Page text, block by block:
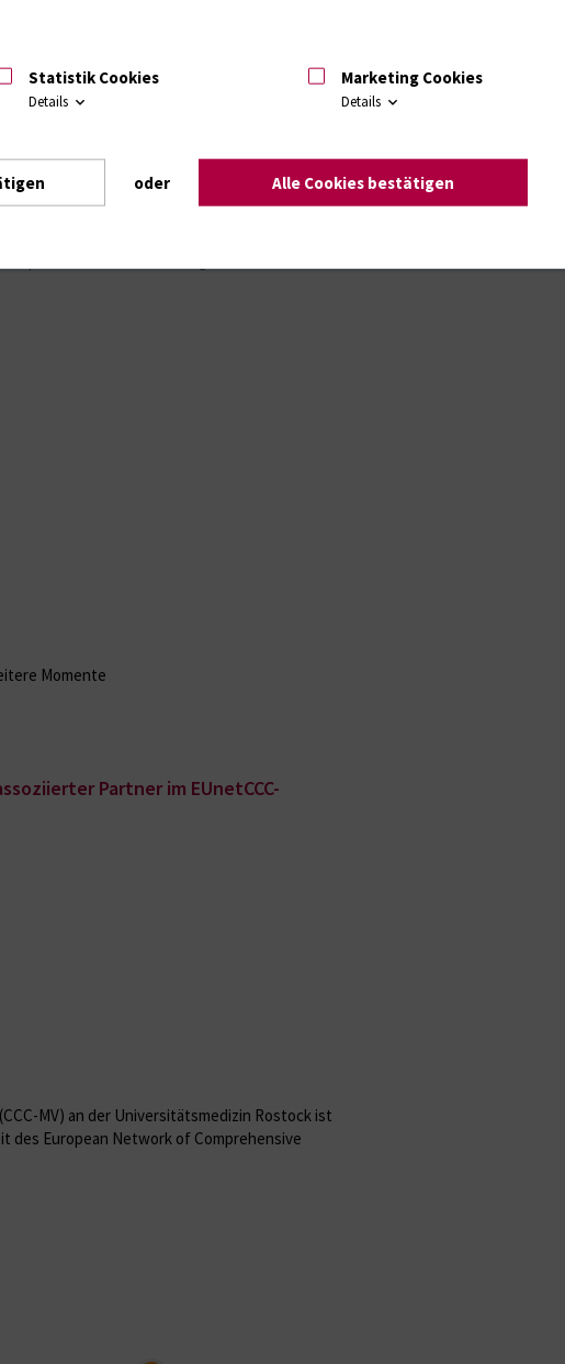
Gesundheitswissenschaften in Kaunas
weiterentwickeln. Das neue deutsch-
patientennahe Forschung.
Momente
Partner im EUnetCCC-
MV) an der Universitätsmedizin Rostock ist
des European Network of Comprehensive
Statistik Cookies
Details
Marketing Cookies
Details
oder Alle Cookies bestätigen